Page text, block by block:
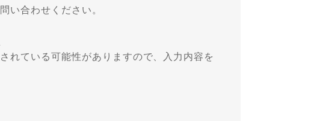
い合わせください。
れている可能性がありますので、入力内容を